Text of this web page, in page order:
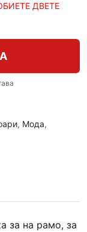
ДВЕТЕ
, Мода,
за на рамо, за